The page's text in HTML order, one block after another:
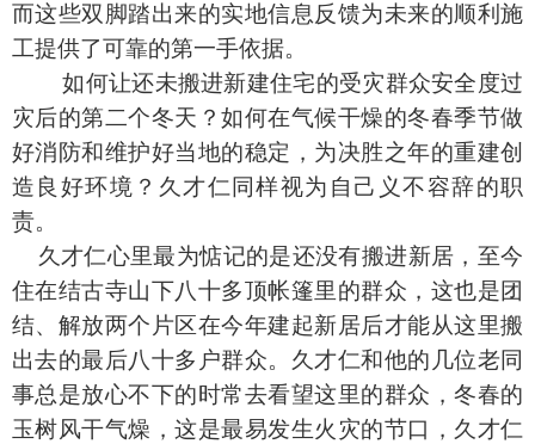
而这些双脚踏出来的实地信息反馈为未来的顺利施
工提供了可靠的第一手依据。
如何让还未搬进新建住宅的受灾群众安全度过
灾后的第二个冬天？如何在气候干燥的冬春季节做
好消防和维护好当地的稳定，为决胜之年的重建创
造良好环境？久才仁同样视为自己义不容辞的职
责。
久才仁心里最为惦记的是还没有搬进新居，至今
住在结古寺山下八十多顶帐篷里的群众，这也是团
结、解放两个片区在今年建起新居后才能从这里搬
出去的最后八十多户群众。久才仁和他的几位老同
事总是放心不下的时常去看望这里的群众，冬春的
玉树风干气燥，这是最易发生火灾的节口，久才仁